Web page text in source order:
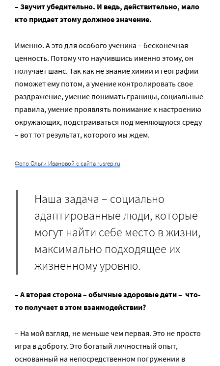
– Звучит убедительно. И ведь, действительно, мало
кто придает этому должное значение.
Именно. А это для особого ученика – бесконечная
ценность. Потому что научившись именно этому, он
получает шанс. Так как не знание химии и географии
поможет ему потом, а умение контролировать свое
раздражение, умение понимать границы, социальные
правила, умение проявлять понимание к настроению
окружающих, подстраиваться под меняющуюся среду
– вот тот результат, которого мы ждем.
Фото Ольги Ивановой с сайта rusrep.ru
Наша задача – социально
адаптированные люди, которые
могут найти себе место в жизни,
максимально подходящее их
жизненному уровню.
– А вторая сторона – обычные здоровые дети – что-
то получает в этом взаимодействии?
– На мой взгляд, не меньше чем первая. Это не просто
игра в доброту. Это богатый личностный опыт,
основанный на непосредственном погружении в